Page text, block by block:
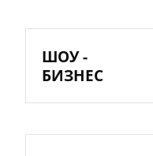
ШОУ -
БИЗНЕС